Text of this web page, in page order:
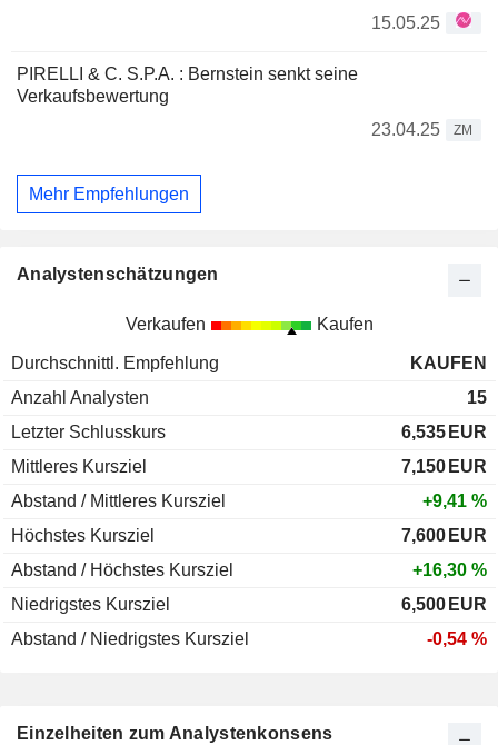
15.05.25
PIRELLI & C. S.P.A. : Bernstein senkt seine
Verkaufsbewertung
23.04.25
ZM
Mehr Empfehlungen
Analystenschätzungen
Verkaufen Kaufen
Durchschnittl. Empfehlung
KAUFEN
Anzahl Analysten
15
Letzter Schlusskurs
6,535 EUR
Mittleres Kursziel
7,150 EUR
Abstand / Mittleres Kursziel
+9,41 %
Höchstes Kursziel
7,600 EUR
Abstand / Höchstes Kursziel
+16,30 %
Niedrigstes Kursziel
6,500 EUR
Abstand / Niedrigstes Kursziel
-0,54 %
Einzelheiten zum Analystenkonsens